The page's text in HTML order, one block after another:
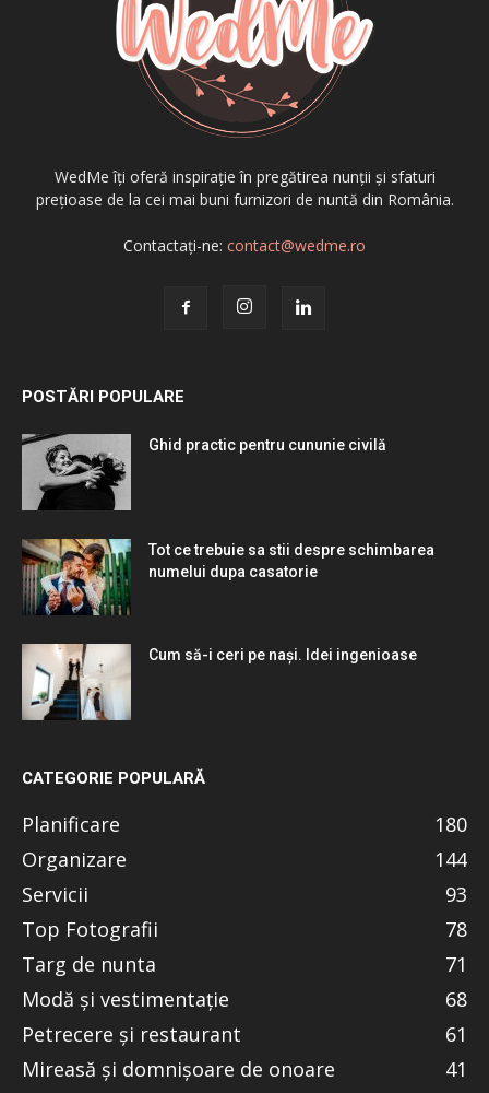
WedMe îți oferă inspirație în pregătirea nunții și sfaturi
prețioase de la cei mai buni furnizori de nuntă din România.
Contactați-ne: contact@wedme.ro
POSTĂRI POPULARE
Ghid practic pentru cununie civilă
Tot ce trebuie sa stii despre schimbarea
numelui dupa casatorie
Cum să-i ceri pe nași. Idei ingenioase
CATEGORIE POPULARĂ
Planificare
180
Organizare
144
Servicii
93
Top Fotografii
78
Targ de nunta
71
Modă și vestimentație
68
Petrecere și restaurant
61
Mireasă și domnișoare de onoare
41